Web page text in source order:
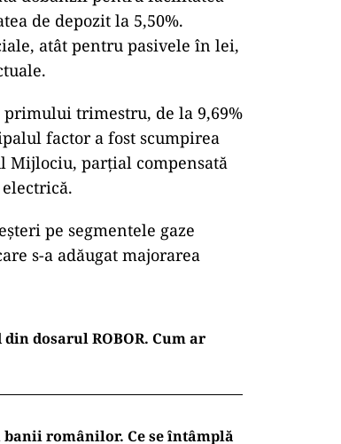
de depozit la 5,50%.
atât pentru pasivele în lei,
trimestru, de la 9,69%
factor a fost scumpirea
parțial compensată
pe segmentele gaze
s-a adăugat majorarea
dosarul ROBOR. Cum ar
românilor. Ce se întâmplă